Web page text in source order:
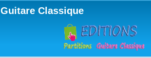
Guitare Classique